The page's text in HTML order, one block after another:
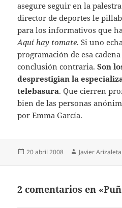
asegure seguir en la
director de deportes le
para los informativos que
Aquí hay tomate. Si uno
programación de esa
conclusión contraria.Son
desprestigian la
telebasura. Que cierren
bien de las personas
por Emma García.
Publicado
20 abril 2008 Autor
Javier Arizaleta
2 comentarios en